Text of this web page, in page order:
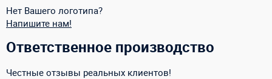
Нет Вашего логотипа?
Напишите нам!
Ответственное производство
Честные отзывы реальных клиентов!